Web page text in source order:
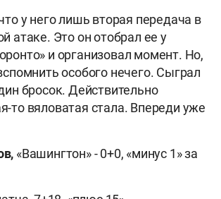
у него лишь вторая передача в
атаке. Это он отобрал ее у
и организовал момент. Но,
особого нечего. Сыграл
бросок. Действительно
то вяловатая стала. Впереди уже
«Вашингтон» - 0+0, «минус 1» за